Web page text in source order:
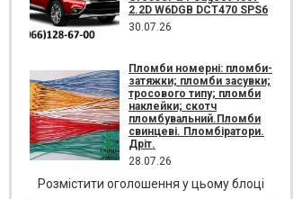
2.2D W6DGB DCT470 SPS6
30.07.26
Пломби номерні: пломби-
затяжки; пломби засувки;
тросового типу; пломби
наклейки; скотч
пломбувальний.Пломби
свинцеві. Пломбіратори.
Дріт.
28.07.26
Розмістити оголошення у цьому блоці